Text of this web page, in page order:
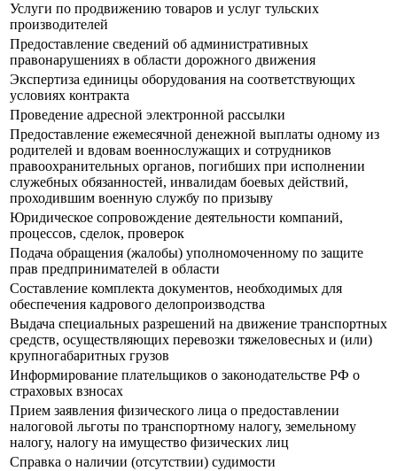
Услуги по продвижению товаров и услуг тульских
производителей
Предоставление сведений об административных
правонарушениях в области дорожного движения
Экспертиза единицы оборудования на соответствующих
условиях контракта
Проведение адресной электронной рассылки
Предоставление ежемесячной денежной выплаты одному из
родителей и вдовам военнослужащих и сотрудников
правоохранительных органов, погибших при исполнении
служебных обязанностей, инвалидам боевых действий,
проходившим военную службу по призыву
Юридическое сопровождение деятельности компаний,
процессов, сделок, проверок
Подача обращения (жалобы) уполномоченному по защите
прав предпринимателей в области
Составление комплекта документов, необходимых для
обеспечения кадрового делопроизводства
Выдача специальных разрешений на движение транспортных
средств, осуществляющих перевозки тяжеловесных и (или)
крупногабаритных грузов
Информирование плательщиков о законодательстве РФ о
страховых взносах
Прием заявления физического лица о предоставлении
налоговой льготы по транспортному налогу, земельному
налогу, налогу на имущество физических лиц
Справка о наличии (отсутствии) судимости